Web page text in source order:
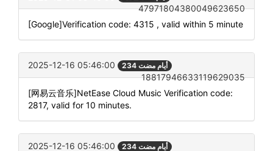
47971804380049623650
[Google]Verification code: 4315 , valid within 5 minute
2025-12-16 05:46:00 234 أيام مضت
18817946633119629035
[网易云音乐]NetEase Cloud Music Verification code:
2817, valid for 10 minutes.
2025-12-16 05:46:00 234 أيام مضت